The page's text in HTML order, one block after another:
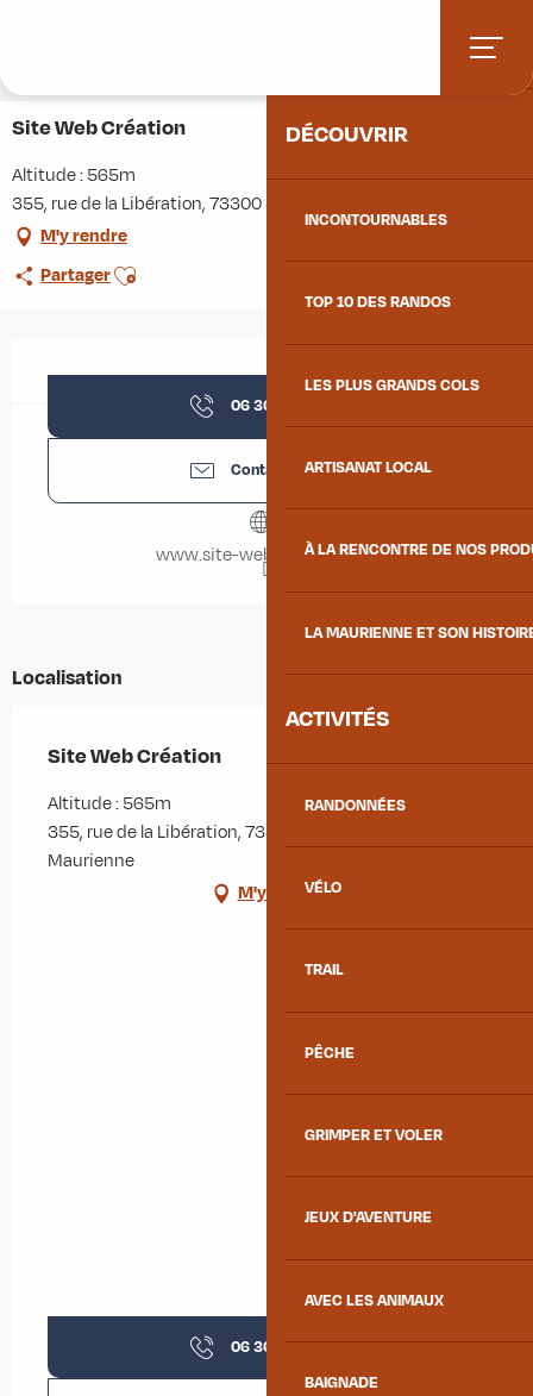
principal
DÉCOUVRIR
INCONTOURNABLES
TOP 10 DES RANDOS
LES PLUS GRANDS COLS
ARTISANAT LOCAL
À LA RENCONTRE DE NOS
LA MAURIENNE ET SON
ACTIVITÉS
RANDONNÉES
VÉLO
TRAIL
PÊCHE
GRIMPER ET VOLER
JEUX D'AVENTURE
AVEC LES ANIMAUX
BAIGNADE
Site Web Création
Altitude : 565m
355, rue de la Libération, 73300 Saint-Jean-de-Maurienne
M'y rendre
PartagerAjouter aux favoris
06 30 14 64
Contactez-nous
www.site-web-creation.net
Localisation
Site Web Création
Altitude : 565m
355, rue de la Libération, 73300 Saint-Jean-de-
Maurienne
M'y rendre
06 30 14 64▒▒